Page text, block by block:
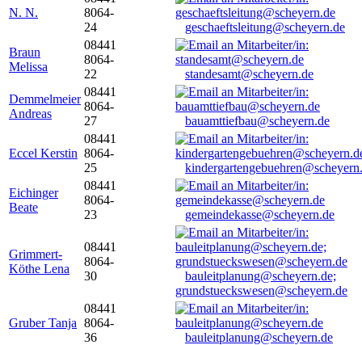
N. N.
8064-
24
geschaeftsleitung@scheyern.de
Braun
Melissa
08441
8064-
22
standesamt@scheyern.de
Demmelmeier
Andreas
08441
8064-
27
bauamttiefbau@scheyern.de
Eccel Kerstin
08441
8064-
25
Eichinger
Beate
08441
8064-
23
gemeindekasse@scheyern.de
Grimmert-
Köthe Lena
08441
8064-
30
bauleitplanung@scheyern.de;
grundstueckswesen@scheyern.de
Gruber Tanja
08441
8064-
36
bauleitplanung@scheyern.de